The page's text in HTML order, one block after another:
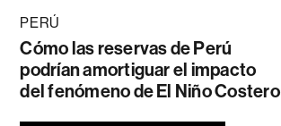
PERÚ
Cómo las reservas de Perú
podrían amortiguar el impacto
del fenómeno de El Niño Costero